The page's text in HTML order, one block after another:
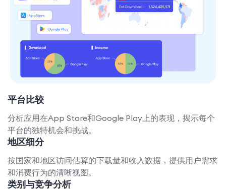
平台比较
分析应用在App Store和Google Play上的表现，揭示每个
平台的独特机会和挑战。
地区细分
按国家和地区访问估算的下载量和收入数据，提供用户需求
和消费行为的清晰视图。
类别与竞争分析